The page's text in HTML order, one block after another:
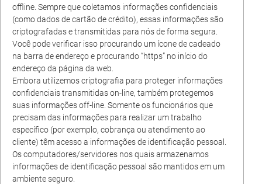
offline. Sempre que coletamos informações confidenciais
(como dados de cartão de crédito), essas informações são
criptografadas e transmitidas para nós de forma segura.
Você pode verificar isso procurando um ícone de cadeado
na barra de endereço e procurando “https” no início do
endereço da página da web.
Embora utilizemos criptografia para proteger informações
confidenciais transmitidas on-line, também protegemos
suas informações off-line. Somente os funcionários que
precisam das informações para realizar um trabalho
específico (por exemplo, cobrança ou atendimento ao
cliente) têm acesso a informações de identificação pessoal.
Os computadores/servidores nos quais armazenamos
informações de identificação pessoal são mantidos em um
ambiente seguro.